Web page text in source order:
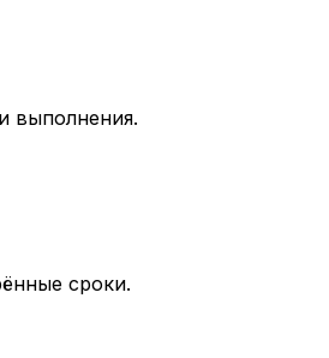
выполнения.
сроки.